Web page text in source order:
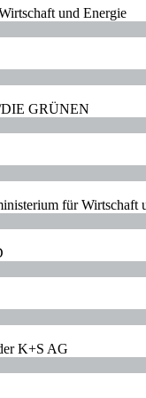
und Energie
DIE GRÜNEN
für Wirtschaft
K+S AG